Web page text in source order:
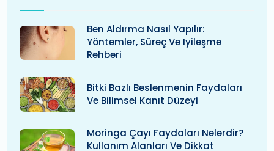
Ben Aldırma Nasıl Yapılır:
Yöntemler, Süreç Ve Iyileşme
Rehberi
Bitki Bazlı Beslenmenin Faydaları
Ve Bilimsel Kanıt Düzeyi
Moringa Çayı Faydaları Nelerdir?
Kullanım Alanları Ve Dikkat